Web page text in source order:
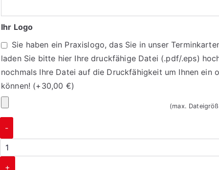
Praxisdaten/
Öffnungszeiten
ein
Ihr Logo
Sie haben ein Praxislogo, das Sie in unser
laden Sie bitte hier Ihre druckfähige Datei (.pdf/.eps)
nochmals Ihre Datei auf die Druckfähigkeit um Ihnen ein
können! (+ 30,00 €)
Logo
(max.
-
1058
+